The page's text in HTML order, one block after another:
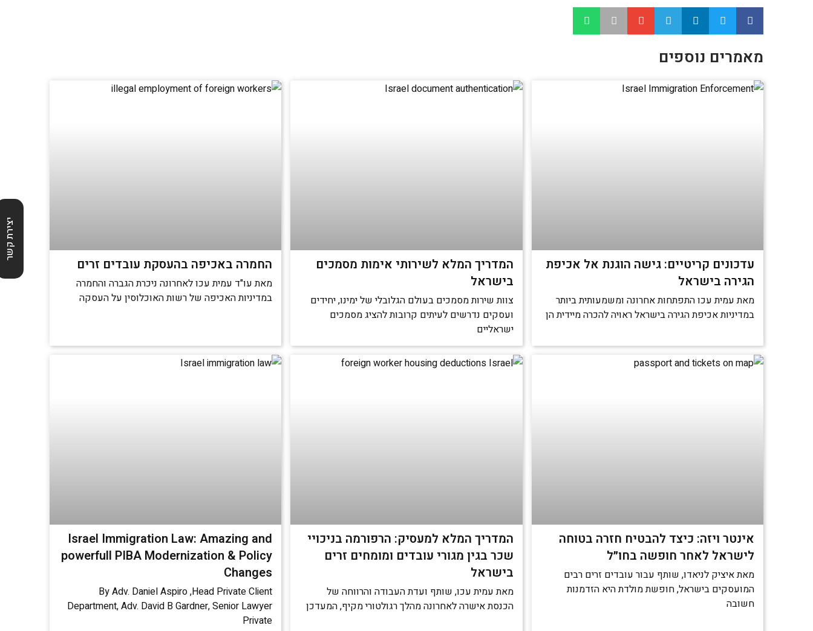
יצירת קשר
מאמרים נוספים
עדכונים קריטיים: גישה הוגנת אל אכיפת
הגירה בישראל
מאת עמית עכו התפתחות אחרונה ומשמעותית ביותר
במדיניות אכיפת הגירה בישראל ראויה להכרה מיידית הן
המדריך המלא לשירותי אימות מסמכים
בישראל
צוות שירות מסמכים בעולם הגלובלי של ימינו, יחידים
ועסקים נדרשים לעיתים קרובות להציג מסמכים
ישראליים
החמרה באכיפה בהעסקת עובדים זרים
מאת עו"ד עמית עכו לאחרונה ניכרת הגברה והחמרה
במדיניות האכיפה של רשות האוכלוסין על העסקה
אינטר ויזה: כיצד להבטיח חזרה בטוחה
לישראל לאחר חופשה בחו״ל
מאת איציק לניאדו, שותף עבור עובדים זרים רבים
המועסקים בישראל, חופשת מולדת היא הזדמנות
חשובה
המדריך המלא למעסיק: הרפורמה בניכויי
שכר בגין מגורי עובדים ומומחים זרים
בישראל
מאת עמית עכו, שותף ועדת העבודה והרווחה של
הכנסת אישרה לאחרונה מהלך רגולטורי מקיף, המעדכן
Israel Immigration Law: Amazing and
powerfull PIBA Modernization & Policy
Changes
By Adv. Daniel Aspiro ,Head Private Client
Department, Adv. David B Gardner, Senior Lawyer
Private